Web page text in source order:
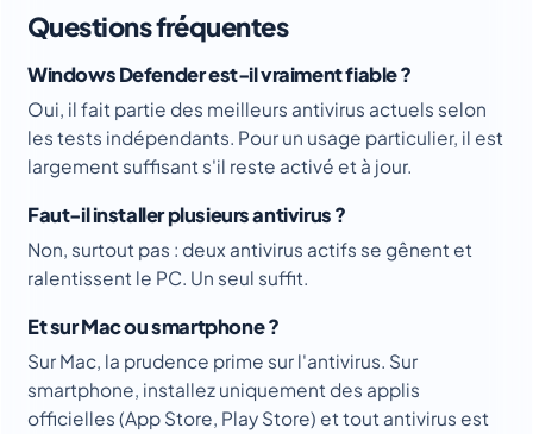
Questions fréquentes
Windows Defender est-il vraiment fiable ?
Oui, il fait partie des meilleurs antivirus actuels selon
les tests indépendants. Pour un usage particulier, il est
largement suffisant s'il reste activé et à jour.
Faut-il installer plusieurs antivirus ?
Non, surtout pas : deux antivirus actifs se gênent et
ralentissent le PC. Un seul suffit.
Et sur Mac ou smartphone ?
Sur Mac, la prudence prime sur l'antivirus. Sur
smartphone, installez uniquement des applis
officielles (App Store, Play Store) et tout antivirus est